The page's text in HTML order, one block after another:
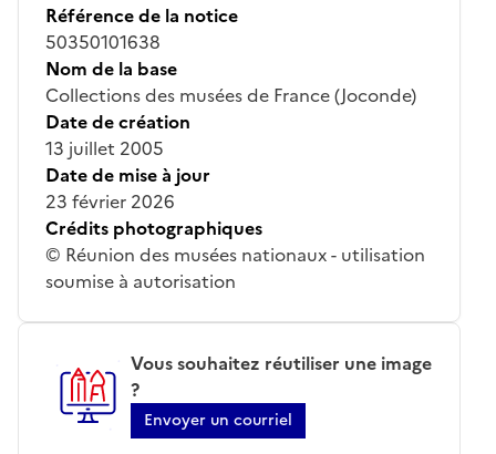
Référence de la notice
50350101638
Nom de la base
Collections des musées de France (Joconde)
Date de création
13 juillet 2005
Date de mise à jour
23 février 2026
Crédits photographiques
© Réunion des musées nationaux - utilisation
soumise à autorisation
Vous souhaitez réutiliser une image
?
Envoyer un courriel